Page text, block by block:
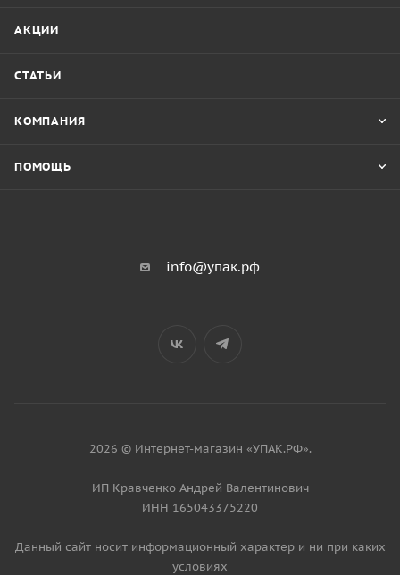
АКЦИИ
СТАТЬИ
КОМПАНИЯ
ПОМОЩЬ
info@упак.рф
2026 © Интернет-магазин «УПАК.РФ».
ИП Кравченко Андрей Валентинович
ИНН 165043375220
Данный сайт носит информационный характер и ни при каких
условиях